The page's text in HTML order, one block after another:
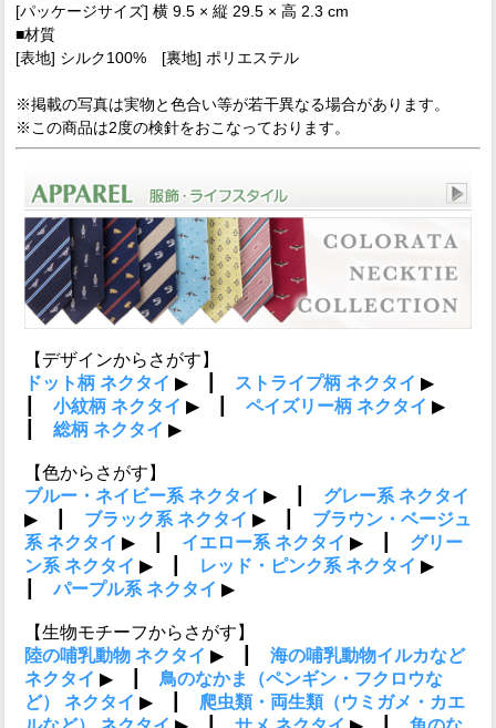
[パッケージサイズ] 横 9.5 × 縦 29.5 × 高 2.3 cm
■材質
[表地] シルク100% [裏地] ポリエステル
※掲載の写真は実物と色合い等が若干異なる場合があります。
※この商品は2度の検針をおこなっております。